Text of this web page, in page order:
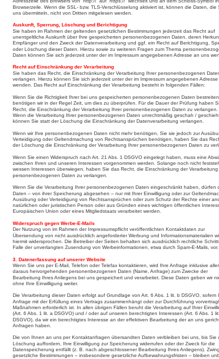
Browserzeile. Wenn die SSL- bzw. TLS-Verschlüsselung aktiviert ist, können die Daten,
uns übermitteln, nicht von Dritten mitgelesen werden.
Auskunft, Sperrung, Löschung und Berichtigung
Sie haben im Rahmen der geltenden gesetzlichen Bestimmungen jederzeit das Recht auf
unentgeltliche Auskunft über Ihre gespeicherten personenbezogenen Daten, deren
Empfänger und den Zweck der Datenverarbeitung und ggf. ein Recht auf Berichtigung,
oder Löschung dieser Daten. Hierzu sowie zu weiteren Fragen zum Thema
Daten können Sie sich jederzeit unter der im Impressum angegebenen Adresse an uns
Recht auf Einschränkung der Verarbeitung
Sie haben das Recht, die Einschränkung der Verarbeitung Ihrer personenbezogenen
verlangen. Hierzu können Sie sich jederzeit unter der im Impressum angegebenen
wenden. Das Recht auf Einschränkung der Verarbeitung besteht in folgenden Fällen:
Wenn Sie die Richtigkeit Ihrer bei uns gespeicherten personenbezogenen Daten
benötigen wir in der Regel Zeit, um dies zu überprüfen. Für die Dauer der Prüfung haben
Recht, die Einschränkung der Verarbeitung Ihrer personenbezogenen Daten zu verlangen.
Wenn die Verarbeitung Ihrer personenbezogenen Daten unrechtmäßig geschah /
können Sie statt der Löschung die Einschränkung der Datenverarbeitung verlangen.
Wenn wir Ihre personenbezogenen Daten nicht mehr benötigen, Sie sie jedoch zur
Verteidigung oder Geltendmachung von Rechtsansprüchen benötigen, haben Sie das
der Löschung die Einschränkung der Verarbeitung Ihrer personenbezogenen Daten zu
Wenn Sie einen Widerspruch nach Art. 21 Abs. 1 DSGVO eingelegt haben, muss eine
zwischen Ihren und unseren Interessen vorgenommen werden. Solange noch nicht
wessen Interessen überwiegen, haben Sie das Recht, die Einschränkung der
personenbezogenen Daten zu verlangen.
Wenn Sie die Verarbeitung Ihrer personenbezogenen Daten eingeschränkt haben, dürfen
Daten – von ihrer Speicherung abgesehen – nur mit Ihrer Einwilligung oder zur
Ausübung oder Verteidigung von Rechtsansprüchen oder zum Schutz der Rechte einer
natürlichen oder juristischen Person oder aus Gründen eines wichtigen öffentlichen
Europäischen Union oder eines Mitgliedstaats verarbeitet werden.
Widerspruch gegen Werbe-E-Mails
Der Nutzung von im Rahmen der Impressumspflicht veröffentlichten Kontaktdaten zur
Übersendung von nicht ausdrücklich angeforderter Werbung und Informationsmaterialien
hiermit widersprochen. Die Betreiber der Seiten behalten sich ausdrücklich rechtliche
Falle der unverlangten Zusendung von Werbeinformationen, etwa durch Spam-E-Mails, vor.
3. Datenerfassung auf unserer Website
Wenn Sie uns per E-Mail, Telefon oder Telefax kontaktieren, wird Ihre Anfrage inklusive
daraus hervorgehenden personenbezogenen Daten (Name, Anfrage) zum Zwecke der
Bearbeitung Ihres Anliegens bei uns gespeichert und verarbeitet. Diese Daten geben wir
ohne Ihre Einwilligung weiter.
Die Verarbeitung dieser Daten erfolgt auf Grundlage von Art. 6 Abs. 1 lit. b DSGVO, sofern
Anfrage mit der Erfüllung eines Vertrags zusammenhängt oder zur Durchführung
Maßnahmen erforderlich ist. In allen übrigen Fällen beruht die Verarbeitung auf Ihrer
(Art. 6 Abs. 1 lit. a DSGVO) und / oder auf unseren berechtigten Interessen (Art. 6 Abs. 1
DSGVO), da wir ein berechtigtes Interesse an der effektiven Bearbeitung der an uns
Anfragen haben.
Die von Ihnen an uns per Kontaktanfragen übersandten Daten verbleiben bei uns, bis Sie
Löschung auffordern, Ihre Einwilligung zur Speicherung widerrufen oder der Zweck für die
Datenspeicherung entfällt (z. B. nach abgeschlossener Bearbeitung Ihres Anliegens).
gesetzliche Bestimmungen – insbesondere gesetzliche Aufbewahrungsfristen – bleiben